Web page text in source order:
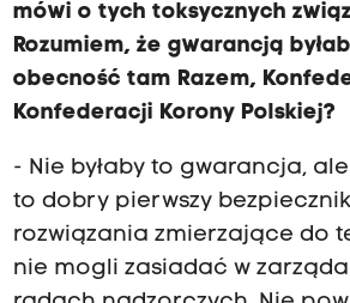
mówi o tych toksycznych
Rozumiem, że gwarancją
obecność tam Razem,
Konfederacji Korony Polskiej?
- Nie byłaby to gwarancja,
to dobry pierwszy
rozwiązania zmierzające do
nie mogli zasiadać w